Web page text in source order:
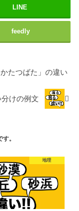
LINE
feedly
たつばた」の違い
分けの例文
。
地理